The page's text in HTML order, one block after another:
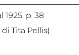
1925, p. 38
Tita Pellis)